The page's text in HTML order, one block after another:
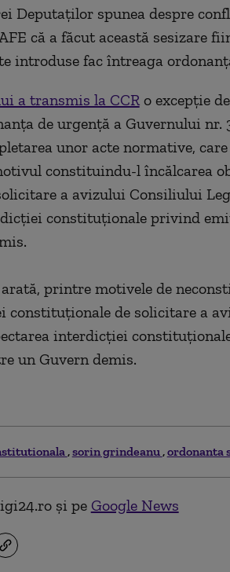
Deputaţilor spunea despre
că a făcut această sesizare
introduse fac întreaga
a transmis la CCRo excepţie
de urgenţă a Guvernului nr.
unor acte normative, care
constituindu-l încălcarea
a avizului Consiliului
constituţionale privind
printre motivele de
constituţionale de solicitare a
interdicţiei
un Guvern demis.
sorin grindeanu ordonanta
și pe Google News